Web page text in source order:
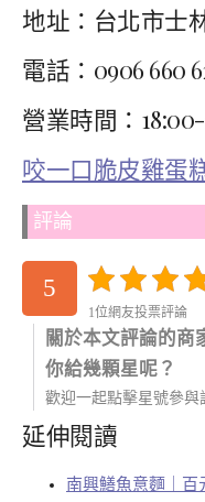
地址：台北市士
電話：0906 660
營業時間：
咬一口脆皮雞蛋
評論
5
1位網友投票評論
關於本文評論的商
你給幾顆星呢？
歡迎一起點擊星號參與
延伸閱讀
南興鱔魚意麵｜百